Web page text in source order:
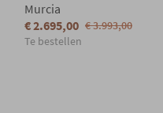
Murcia
€ 2.695,00 € 3.993,00
Te bestellen